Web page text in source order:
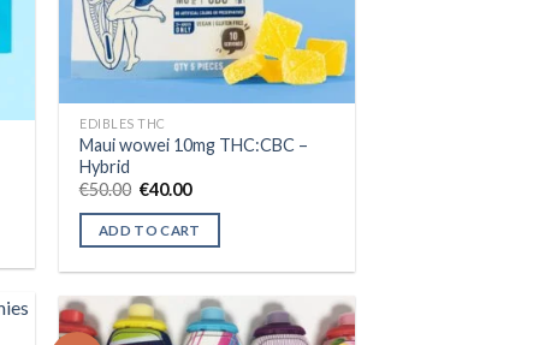
EDIBLES THC
Maui wowei 10mg THC:CBC –
Hybrid
€50.00 Original
was:
€50.00.
€40.00Current
is:
€40.00.
ADD TO CART